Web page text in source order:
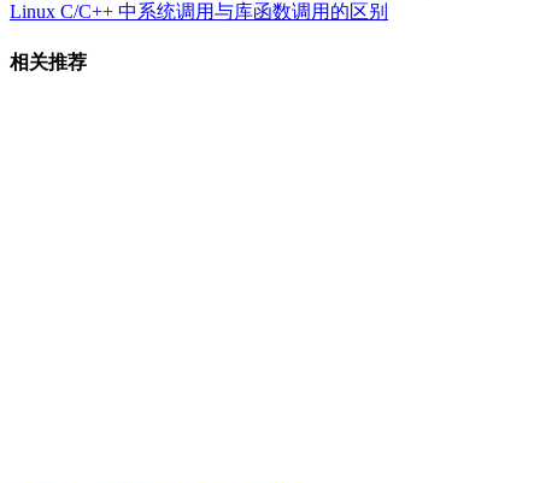
Linux C/C++ 中系统调用与库函数调用的区别
相关推荐